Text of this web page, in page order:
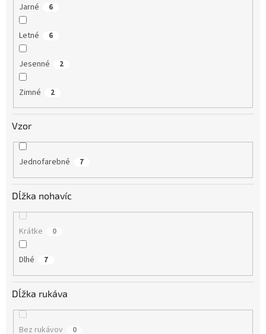
Jarné 6
Letné 6
Jesenné 2
Zimné 2
Vzor
Jednofarebné 7
Dĺžka nohavíc
Krátke 0
Dlhé 7
Dĺžka rukáva
Bez rukávov 0